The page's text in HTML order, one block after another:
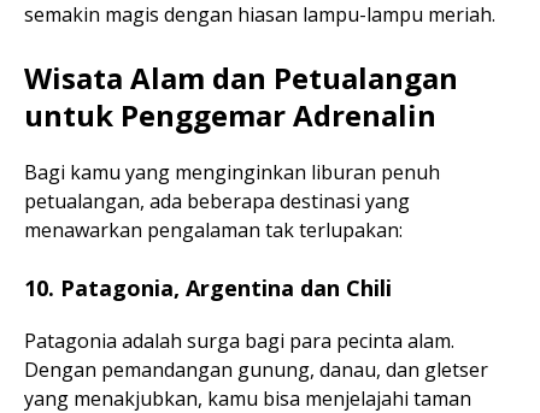
semakin magis dengan hiasan lampu-lampu meriah.
Wisata Alam dan Petualangan
untuk Penggemar Adrenalin
Bagi kamu yang menginginkan liburan penuh
petualangan, ada beberapa destinasi yang
menawarkan pengalaman tak terlupakan:
10. Patagonia, Argentina dan Chili
Patagonia adalah surga bagi para pecinta alam.
Dengan pemandangan gunung, danau, dan gletser
yang menakjubkan, kamu bisa menjelajahi taman